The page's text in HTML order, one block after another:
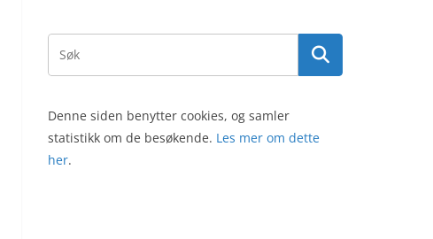
Denne siden benytter cookies, og samler
statistikk om de besøkende. Les mer om dette
her.